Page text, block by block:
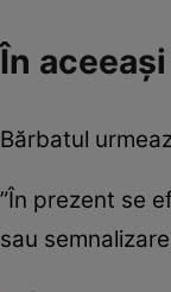
În
Bărbatul
”În prezent se
sau